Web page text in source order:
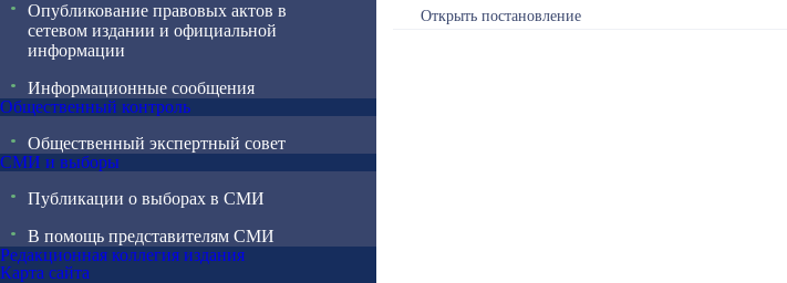
Опубликование правовых актов в
сетевом издании и официальной
информации
Информационные сообщения
Общественный контроль
Общественный экспертный совет
СМИ и выборы
Публикации о выборах в СМИ
В помощь представителям СМИ
Редакционная коллегия издания
Карта сайта
Открыть постановление